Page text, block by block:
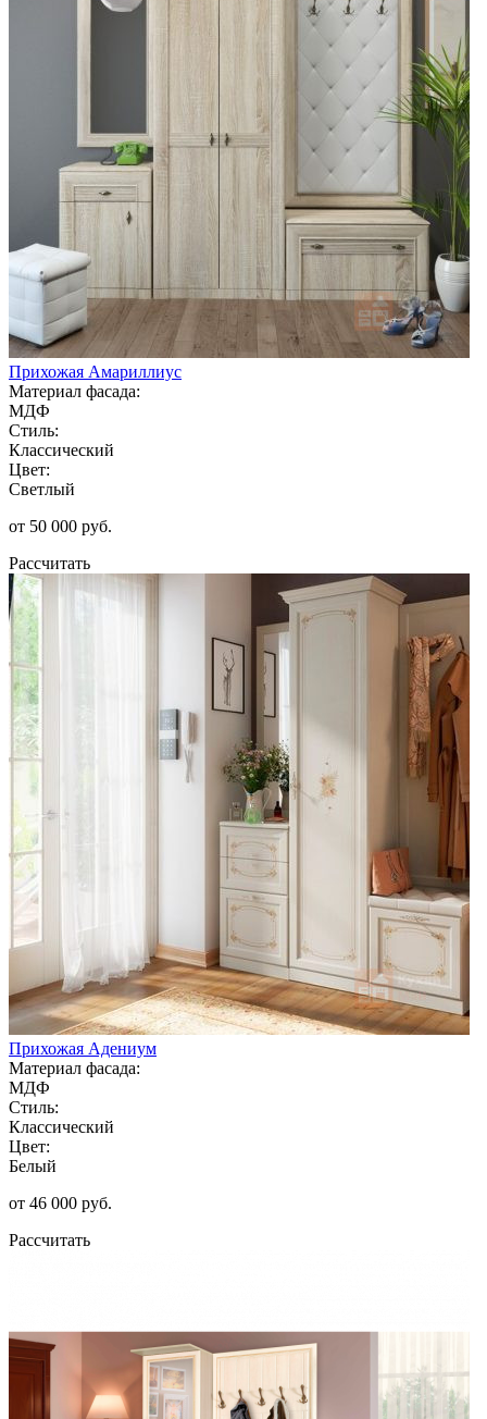
Прихожая Амариллиус
Материал фасада:
МДФ
Стиль:
Классический
Цвет:
Светлый
от 50 000 руб.
Рассчитать
Прихожая Адениум
Материал фасада:
МДФ
Стиль:
Классический
Цвет:
Белый
от 46 000 руб.
Рассчитать